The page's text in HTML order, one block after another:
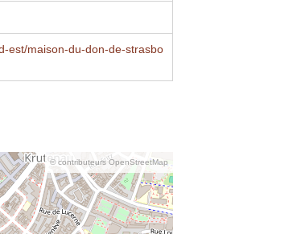
est/maison-du-don-de-strasbo
© contributeurs OpenStreetMap